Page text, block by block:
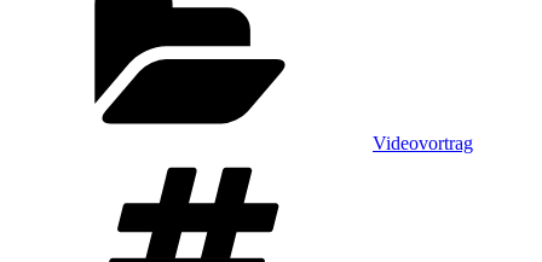
Videovortrag